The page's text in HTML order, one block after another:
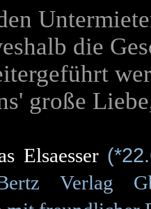
die
große
Elsaesser
Verlag